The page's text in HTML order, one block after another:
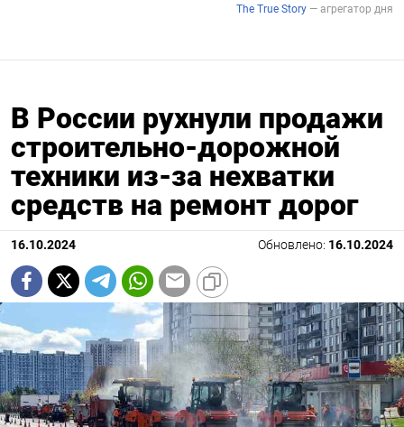
В России рухнули продажи
строительно-дорожной
техники из-за нехватки
средств на ремонт дорог
16.10.2024 Обновлено: 16.10.2024